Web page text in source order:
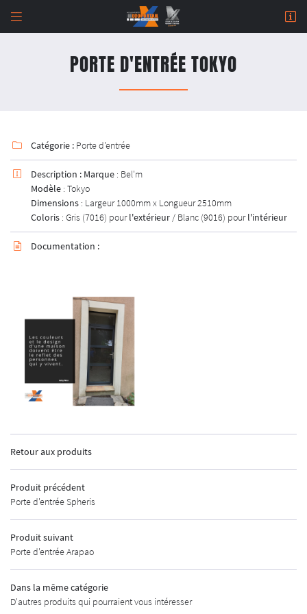

EXTÉRIEURS
MENUISERIE
- ALARME
INDUSTRIELLES
MÉTALLERIE

02 48 67 07 14
Adresse email de réception
 Newsletter à recevoir
PORTE D'ENTRÉE TOKYO
 Catégorie : Porte d'entrée
 Description : Marque : Bel'm
Modèle : Tokyo
Dimensions : Largeur 1000mm x Longueur 2510mm
Coloris : Gris (7016) pourl'extérieur / Blanc (9016) pourl'intérieur
 Documentation :
Retour aux produits
Produit précédent
Porte d'entrée Spheris
Produit suivant
Porte d'entrée Arapao
Dans la même catégorie
D'autres produits qui pourraient vous intéresser